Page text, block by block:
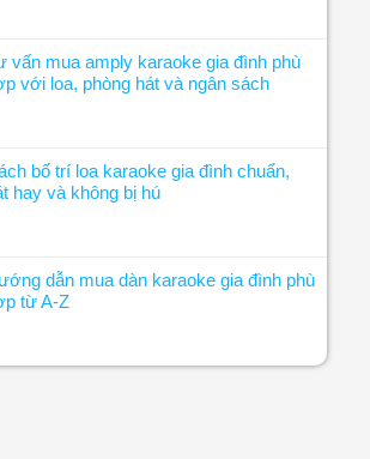
vấn mua amply karaoke gia đình phù
với loa, phòng hát và ngân sách
bố trí loa karaoke gia đình chuẩn,
hay và không bị hú
dẫn mua dàn karaoke gia đình phù
từ A-Z